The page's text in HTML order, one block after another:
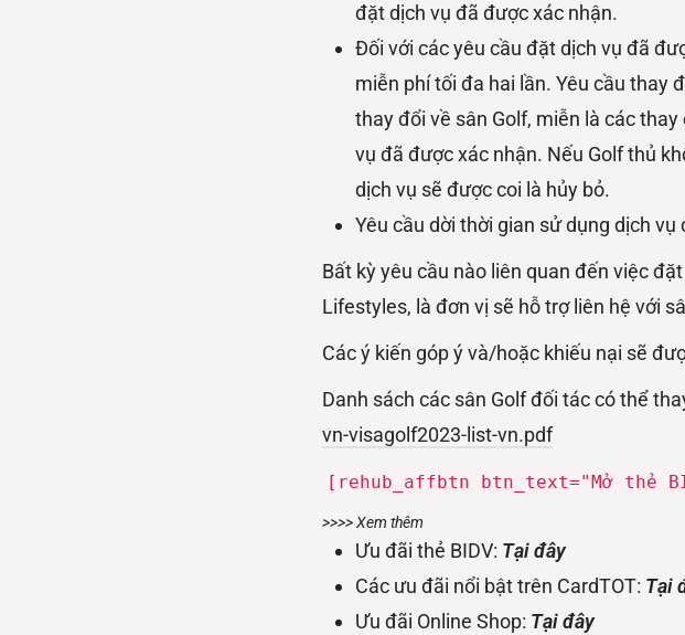
đặt dịch vụ đã được xác nhận.
Đối với các yêu cầu đặt dịch vụ đã
miễn phí tối đa hai lần. Yêu cầu thay
thay đổi về sân Golf, miễn là các
vụ đã được xác nhận. Nếu Golf thủ
dịch vụ sẽ được coi là hủy bỏ.
Yêu cầu dời thời gian sử dụng dịch
Bất kỳ yêu cầu nào liên quan đến việc
Lifestyles, là đơn vị sẽ hỗ trợ liên hệ với
Các ý kiến góp ý và/hoặc khiếu nại sẽ
Danh sách các sân Golf đối tác có thể
vn-visagolf2023-list-vn.pdf
[rehub_affbtn btn_text="Mở thẻ
>>>> Xem thêm
Ưu đãi thẻ BIDV: Tại đây
Các ưu đãi nổi bật trên CardTOT: Tại
Ưu đãi Online Shop: Tại đây